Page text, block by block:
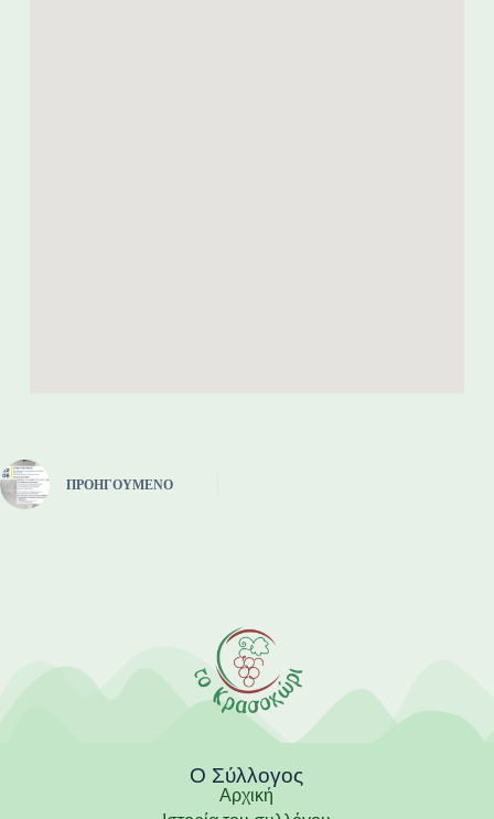
ΠΡΟΗΓΟΎΜΕΝΟ
Ο Σύλλογος
Αρχική